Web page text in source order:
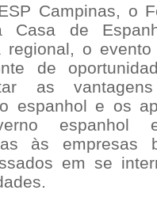
Campinas, o
Casa de
o evento
de
as
espanhol e os
espanhol
às empresas
em se